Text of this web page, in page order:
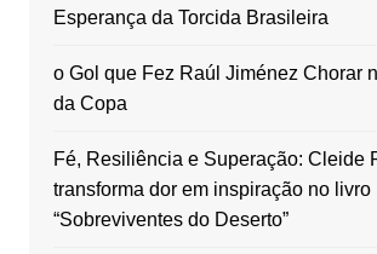
Esperança da Torcida Brasileira
o Gol que Fez Raúl Jiménez Chorar
da Copa
Fé, Resiliência e Superação: Cleide
transforma dor em inspiração no livro
“Sobreviventes do Deserto”